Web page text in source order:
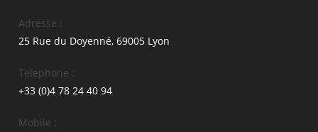
Adresse :
25 Rue du Doyenné, 69005 Lyon
Telephone :
+33 (0)4 78 24 40 94
Mobile :